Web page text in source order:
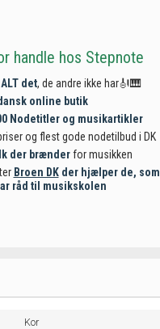
handle hos Stepnote
det, de andre ikke har🎻🎹
online butik
Nodetitler og musikartikler
og flest gode nodetilbud i DK
der brænderfor musikken
Broen DKder hjælper de, som
råd til musikskolen
Kor